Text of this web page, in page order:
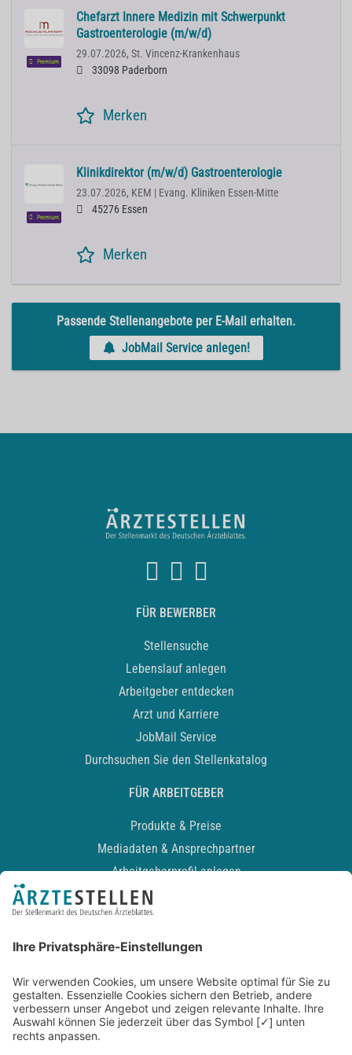
Premium
Chefarzt Innere Medizin mit Schwerpunkt
Gastroenterologie (m/w/d)
29.07.2026, St. Vincenz-Krankenhaus
33098 Paderborn
Merken
Premium
Klinikdirektor (m/w/d) Gastroenterologie
23.07.2026, KEM | Evang. Kliniken Essen-Mitte
45276 Essen
Merken
Passende Stellenangebote per E-Mail erhalten.
JobMail Service anlegen!
FÜR BEWERBER
Stellensuche
Lebenslauf anlegen
Arbeitgeber entdecken
Arzt und Karriere
JobMail Service
Durchsuchen Sie den Stellenkatalog
FÜR ARBEITGEBER
Produkte & Preise
Mediadaten & Ansprechpartner
Arbeitgeberprofil anlegen
Recruiting-Podcast
Kontakt
Datenschutz
Newsletter